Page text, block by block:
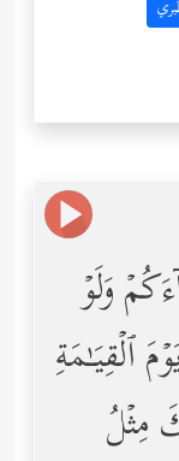
وَلَوۡ
ٱلۡقِیَـٰمَةِ
مِثۡلُ